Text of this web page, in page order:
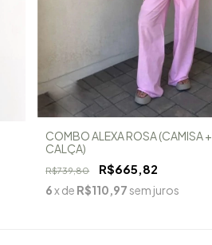
COMBO ALEXA ROSA (CAMISA +
CALÇA)
R$739,80 R$665,82
6x de R$110,97 sem juros